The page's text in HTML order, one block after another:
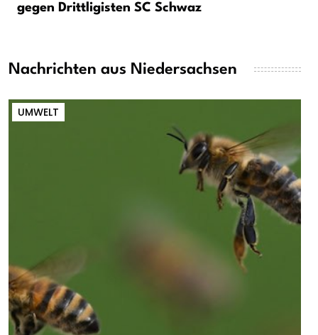
gegen Drittligisten SC Schwaz
Nachrichten aus Niedersachsen
UMWELT